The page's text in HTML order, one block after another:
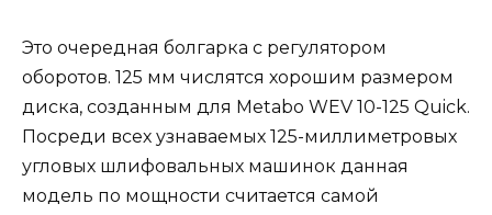
Это очередная болгарка с регулятором
оборотов. 125 мм числятся хорошим размером
диска, созданным для Metabo WEV 10-125 Quick.
Посреди всех узнаваемых 125-миллиметровых
угловых шлифовальных машинок данная
модель по мощности считается самой